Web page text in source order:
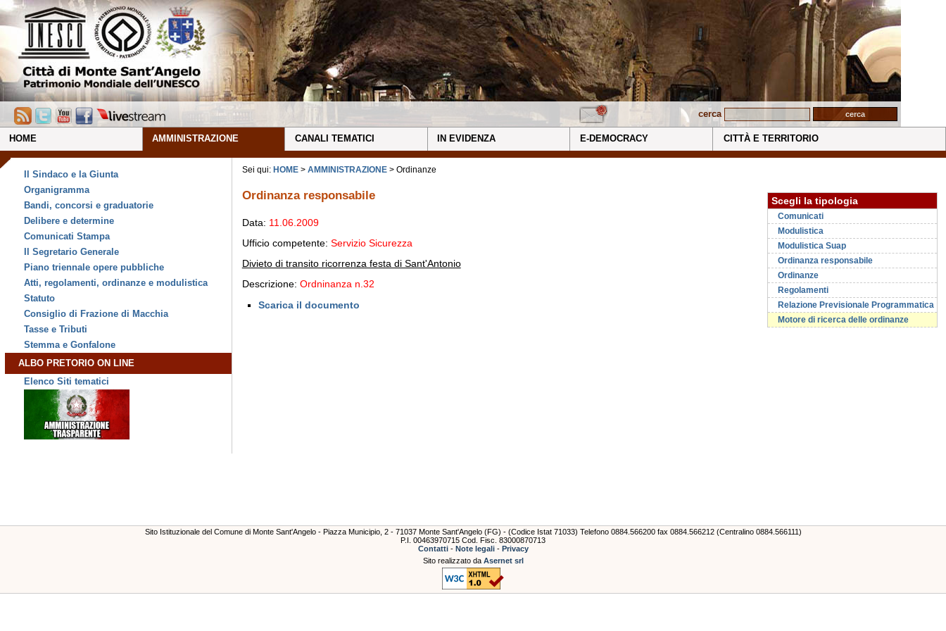
cerca
HOME AMMINISTRAZIONE CANALI TEMATICI IN EVIDENZA E-DEMOCRACY CITTÀ E TERRITORIO
Il Sindaco e la Giunta
Organigramma
Bandi, concorsi e graduatorie
Delibere e determine
Comunicati Stampa
Il Segretario Generale
Piano triennale opere pubbliche
Atti, regolamenti, ordinanze e modulistica
Statuto
Consiglio di Frazione di Macchia
Tasse e Tributi
Stemma e Gonfalone
ALBO PRETORIO ON LINE
Elenco Siti tematici
Scegli la tipologia
Comunicati
Modulistica
Modulistica Suap
Ordinanza responsabile
Ordinanze
Regolamenti
Relazione Previsionale Programmatica
Motore di ricerca delle ordinanze
Sei qui: HOME> AMMINISTRAZIONE > Ordinanze
Ordinanza responsabile
Data: 11.06.2009
Ufficio competente: Servizio Sicurezza
Divieto di transito ricorrenza festa di Sant'Antonio
Descrizione: Ordninanza n.32
Scarica il documento
Sito Istituzionale del Comune di Monte Sant'Angelo - Piazza Municipio, 2 - 71037 Monte Sant'Angelo (FG) - (Codice Istat 71033) Telefono 0884.566200 fax 0884.566212 (Centralino 0884.566111)
P.I. 00463970715 Cod. Fisc. 83000870713
Contatti- Note legali- Privacy
Sito realizzato da Asernet srl